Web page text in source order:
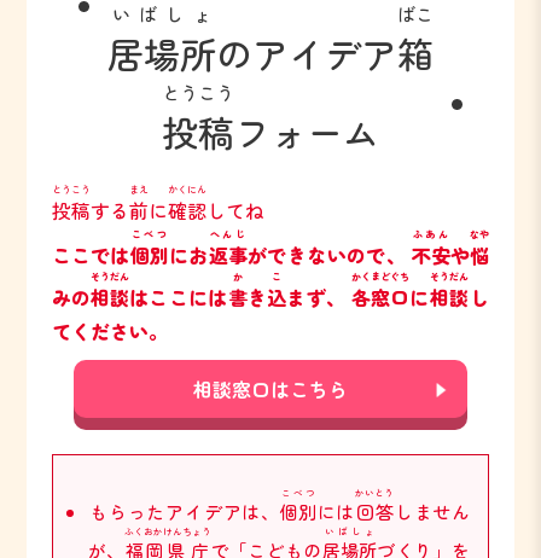
居場所
いばしょ
のアイデア箱
ばこ
投稿
とうこう
フォーム
投稿
とうこう
する前
まえ
に確認
かくにん
してね
ここでは個別
こべつ
にお返事
へんじ
ができないので、 不安
ふあん
や悩
なや
みの相談
そうだん
はここには書
か
き込
こ
まず、 各
かく
窓口
まどぐち
に相談
そうだん
し
てください。
相談窓口はこちら
もらったアイデアは、個別
こべつ
には回答
かいとう
しません
が、 福岡
ふくおか
県庁
けんちょう
で「こどもの居場所
いばしょ
づくり」を